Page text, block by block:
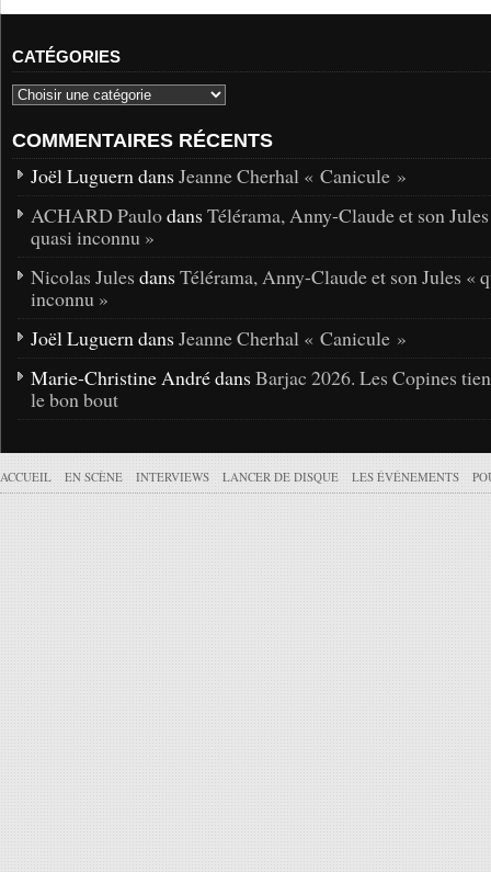
CATÉGORIES
COMMENTAIRES RÉCENTS
Joël Luguern dans Jeanne Cherhal « Canicule »
ACHARD Paulodans Télérama, Anny-Claude et son
quasi inconnu »
Nicolas Jules dans Télérama, Anny-Claude et son Jules «
inconnu »
Joël Luguern dans Jeanne Cherhal « Canicule »
Marie-Christine André dans Barjac 2026. Les Copines
le bon bout
ACCUEIL EN SCÈNE INTERVIEWS LANCER DE DISQUE LES ÉVÉNEMENTS